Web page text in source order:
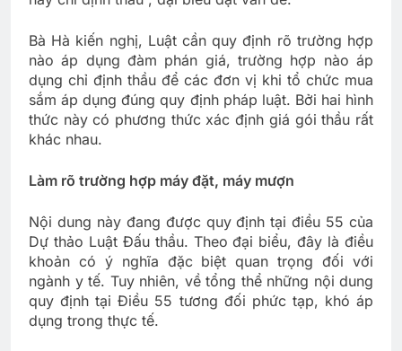
Bà Hà kiến nghị, Luật cần quy định rõ trường hợp
nào áp dụng đàm phán giá, trường hợp nào áp
dụng chỉ định thầu để các đơn vị khi tổ chức mua
sắm áp dụng đúng quy định pháp luật. Bởi hai hình
thức này có phương thức xác định giá gói thầu rất
khác nhau.
Làm rõ trường hợp máy đặt, máy mượn
Nội dung này đang được quy định tại điều 55 của
Dự thảo Luật Đấu thầu. Theo đại biểu, đây là điều
khoản có ý nghĩa đặc biệt quan trọng đối với
ngành y tế. Tuy nhiên, về tổng thể những nội dung
quy định tại Điều 55 tương đối phức tạp, khó áp
dụng trong thực tế.